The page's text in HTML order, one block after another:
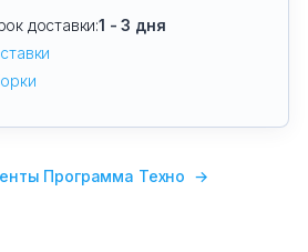
доставки:1 - 3 дня
Программа Техно →